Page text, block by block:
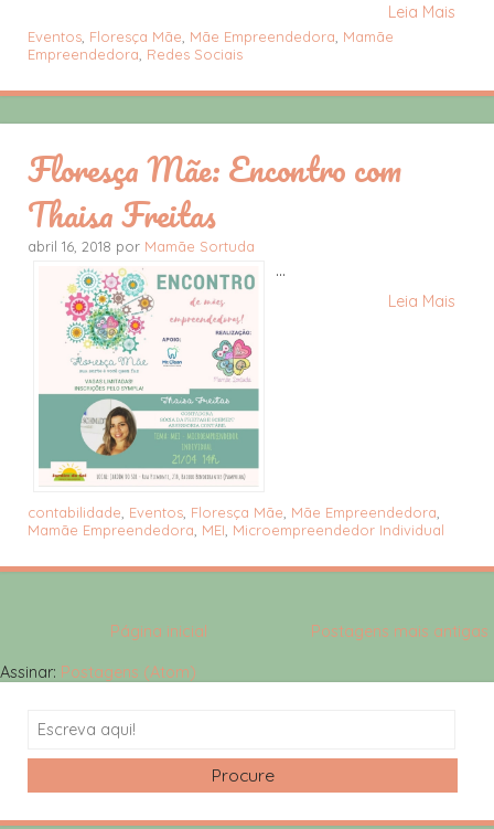
Leia Mais
Eventos Floresça Mãe Mãe Empreendedora Mamãe
Empreendedora Redes Sociais
Floresça Mãe: Encontro com
Thaisa Freitas
abril 16, 2018 por Mamãe Sortuda
...
Leia Mais
contabilidade, Eventos, Floresça Mãe, Mãe Empreendedora,
Mamãe Empreendedora, MEI, Microempreendedor Individual
Postagens mais antigas
Página inicial
Assinar: Postagens (Atom)
Search